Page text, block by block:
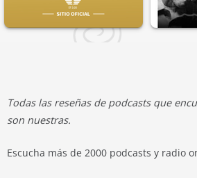
Todas las reseñas de podcasts que
son nuestras.
Escucha más de 2000 podcasts y radio